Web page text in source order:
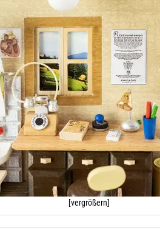
[vergrößern]